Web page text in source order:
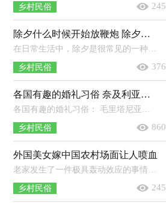
乡村民俗 245
除夕什么时候开始放鞭炮 除夕为什么要放炮
乡村民俗 376
各国有趣的婚礼习俗 奈及利亚婚礼，不够胖先取消婚礼
乡村民俗 860
外国美女嫁中国农村场面让人喷血
乡村民俗 245